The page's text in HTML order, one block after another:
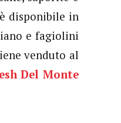
disponibile in
e fagiolini
venduto al
Del Monte